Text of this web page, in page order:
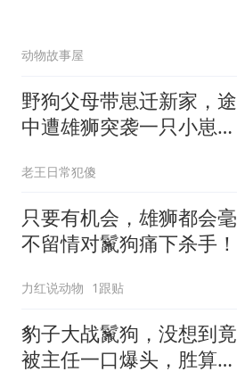
动物故事屋
野狗父母带崽迁新家，途
中遭雄狮突袭一只小崽失
老王日常犯傻
只要有机会，雄狮都会毫
不留情对鬣狗痛下杀手！
力红说动物 1跟贴
豹子大战鬣狗，没想到竟
被主任一口爆头，胜算瞬